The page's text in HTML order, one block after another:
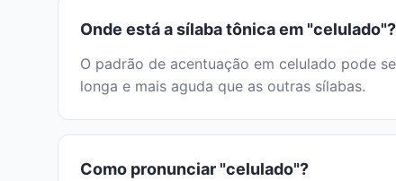
Onde está a sílaba tônica em "celulado"?
O padrão de acentuação em celulado pode
longa e mais aguda que as outras sílabas.
Como pronunciar "celulado"?